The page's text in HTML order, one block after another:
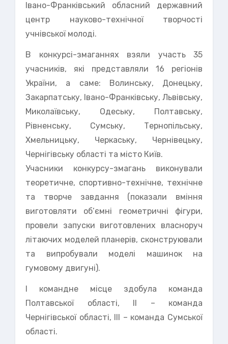
Івано-Франківський обласний державний
центр науково-технічної творчості
учнівської молоді.
В конкурсі-змаганнях взяли участь 35
учасників, які представляли 16 регіонів
України, а саме: Волинську, Донецьку,
Закарпатську, Івано-Франківську, Львівську,
Миколаївську, Одеську, Полтавську,
Рівненську, Сумську, Тернопільську,
Хмельницьку, Черкаську, Чернівецьку,
Чернігівську області та місто Київ.
Учасники конкурсу-змагань виконували
теоретичне, спортивно-технічне, технічне
та творче завдання (показали вміння
виготовляти об’ємні геометричні фігури,
провели запуски виготовлених власноруч
літаючих моделей планерів, сконструювали
та випробували моделі машинок на
гумовому двигуні).
І командне місце здобула команда
Полтавської області, ІІ – команда
Чернігівської області, ІІІ – команда Сумської
області.